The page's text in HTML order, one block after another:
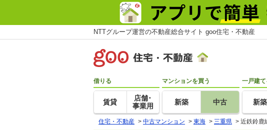
NTTグループ運営の不動産総合サイト goo住宅・不動産
借りる
賃貸
店舗･
事業用
マンションを買う
新築 中古
一戸建て
新築
住宅・不動産 > 中古マンション > 東海 > 三重県 > 近鉄鈴鹿